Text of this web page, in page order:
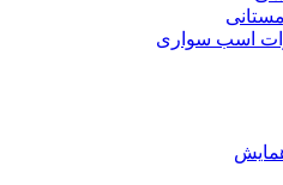
اسب سواری